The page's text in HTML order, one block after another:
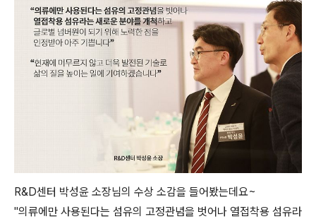
R&D센터 박성윤 소장님의 수상 소감을 들어봤는데요~
"의류에만 사용된다는 섬유의 고정관념을 벗어나 열접착용 섬유라